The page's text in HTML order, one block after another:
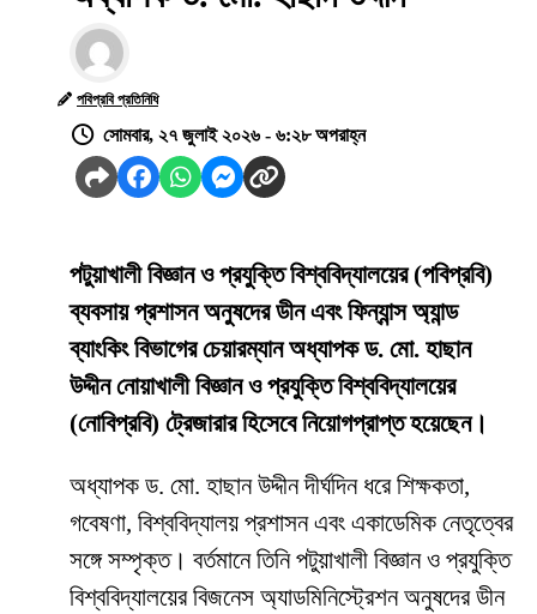
পবিপ্রবি প্রতিনিধি
সোমবার, ২৭ জুলাই ২০২৬ - ৬:২৮ অপরাহ্ন
পটুয়াখালী বিজ্ঞান ও প্রযুক্তি বিশ্ববিদ্যালয়ের (পবিপ্রবি)
ব্যবসায় প্রশাসন অনুষদের ডীন এবং ফিন্যান্স অ্যান্ড
ব্যাংকিং বিভাগের চেয়ারম্যান অধ্যাপক ড. মো. হাছান
উদ্দীন নোয়াখালী বিজ্ঞান ও প্রযুক্তি বিশ্ববিদ্যালয়ের
(নোবিপ্রবি) ট্রেজারার হিসেবে নিয়োগপ্রাপ্ত হয়েছেন।
অধ্যাপক ড. মো. হাছান উদ্দীন দীর্ঘদিন ধরে শিক্ষকতা,
গবেষণা, বিশ্ববিদ্যালয় প্রশাসন এবং একাডেমিক নেতৃত্বের
সঙ্গে সম্পৃক্ত। বর্তমানে তিনি পটুয়াখালী বিজ্ঞান ও প্রযুক্তি
বিশ্ববিদ্যালয়ের বিজনেস অ্যাডমিনিস্ট্রেশন অনুষদের ডীন